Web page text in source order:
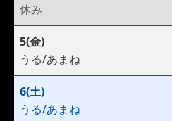
休み
5(金)
うる/あまね
6(土)
うる/あまね